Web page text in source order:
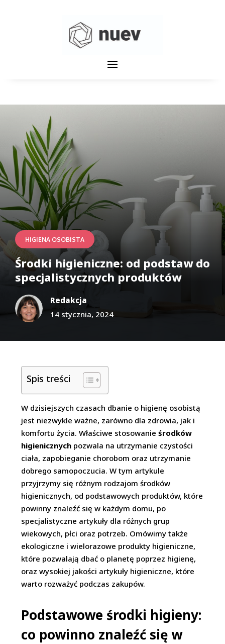
HIGIENA OSOBISTA
Środki higieniczne: od podstaw do
specjalistycznych produktów
Redakcja
14 stycznia, 2024
Spis treści
W dzisiejszych czasach dbanie o higienę osobistą
jest niezwykle ważne, zarówno dla zdrowia, jak i
komfortu życia. Właściwe stosowanieśrodków
higienicznych pozwala na utrzymanie czystości
ciała, zapobieganie chorobom oraz utrzymanie
dobrego samopoczucia. W tym artykule
przyjrzymy się różnym rodzajom środków
higienicznych, od podstawowych produktów, które
powinny znaleźć się w każdym domu, po
specjalistyczne artykuły dla różnych grup
wiekowych, płci oraz potrzeb. Omówimy także
ekologiczne i wielorazowe produkty higieniczne,
które pozwalają dbać o planetę poprzez higienę,
oraz wysokiej jakości artykuły higieniczne, które
warto rozważyć podczas zakupów.
Podstawowe środki higieny:
co powinno znaleźć się w